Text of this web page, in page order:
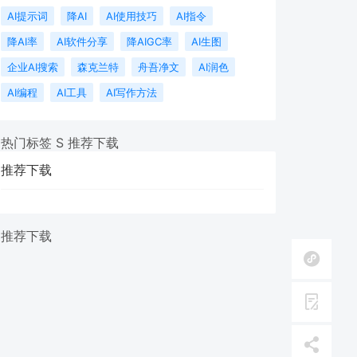
AI提示词 降AI AI使用技巧
AI指令
降AI率
AI软件分享 降AIGC率
AI生图
企业AI搜索
森克兰特 舟吾净文
AI润色
AI编程
AI工具 AI写作方法
门标签 S 推荐下载
推荐下载
荐下载